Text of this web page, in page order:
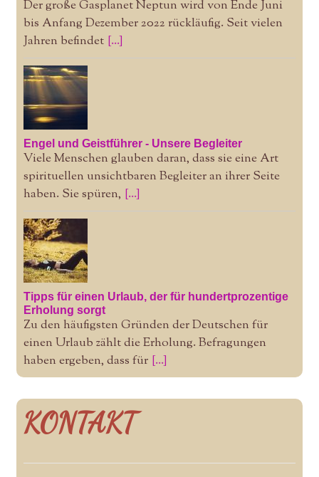
Der große Gasplanet Neptun wird von Ende Juni
bis Anfang Dezember 2022 rückläufig. Seit vielen
Jahren befindet [...]
Engel und Geistführer - Unsere Begleiter
Viele Menschen glauben daran, dass sie eine Art
spirituellen unsichtbaren Begleiter an ihrer Seite
haben. Sie spüren, [...]
Tipps für einen Urlaub, der für hundertprozentige
Erholung sorgt
Zu den häufigsten Gründen der Deutschen für
einen Urlaub zählt die Erholung. Befragungen
haben ergeben, dass für [...]
KONTAKT